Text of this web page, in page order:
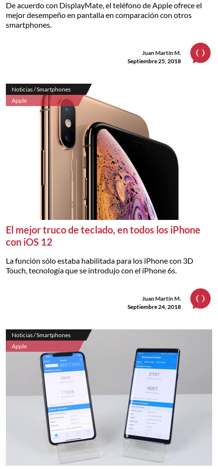
De acuerdo con DisplayMate, el teléfono de Apple ofrece el
mejor desempeño en pantalla en comparación con otros
smartphones.
Juan Martín M.
Septiembre 25, 2018
Noticias / Smartphones
Apple
El mejor truco de teclado, en todos los iPhone
con iOS 12
La función sólo estaba habilitada para los iPhone con 3D
Touch, tecnología que se introdujo con el iPhone 6s.
Juan Martín M.
Septiembre 24, 2018
Noticias / Smartphones
Apple